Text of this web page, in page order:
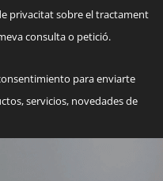
privacitat sobre el tractament
consulta o petició.
para enviarte
servicios, novedades de